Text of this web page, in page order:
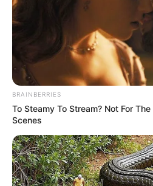
BRAINBERRIES
To Steamy To Stream? Not For
Scenes